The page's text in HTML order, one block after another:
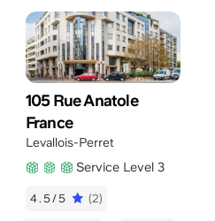
105 Rue Anatole
France
Levallois-Perret
Service Level 3
4.5/5 (2)